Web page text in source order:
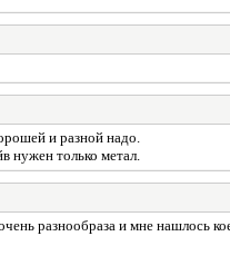
и разной надо.
нужен только метал.
разнообраза и мне